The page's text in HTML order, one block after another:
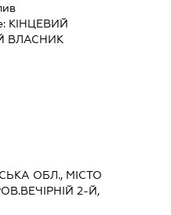
КІНЦЕВИЙ
ВЛАСНИК
ОБЛ., МІСТО
2-Й,